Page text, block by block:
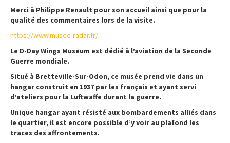
Merci à Philippe Renault pour son accueil ainsi que pour la
qualité des commentaires lors de la visite.
https://www.musee-radar.fr/
Le D-Day Wings Museum est dédié à l’aviation de la Seconde
Guerre mondiale.
Situé à Bretteville-Sur-Odon, ce musée prend vie dans un
hangar construit en 1937 par les français et ayant servi
d’ateliers pour la Luftwaffe durant la guerre.
Unique hangar ayant résisté aux bombardements alliés dans
le quartier, il est encore possible d’y voir au plafond les
traces des affrontements.